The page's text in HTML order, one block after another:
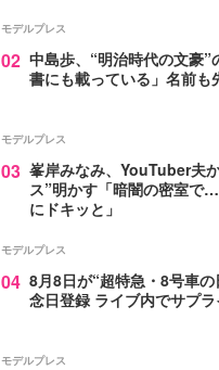
モデルプレス
02 中島歩、“明治時代の文豪”
書にも載っている」名前も
モデルプレス
03 峯岸みなみ、YouTuber夫
ス”明かす「暗闇の密室で
にドキッと」
モデルプレス
04 8月8日が“超特急・8号車
念日登録 ライブ内でサプ
モデルプレス